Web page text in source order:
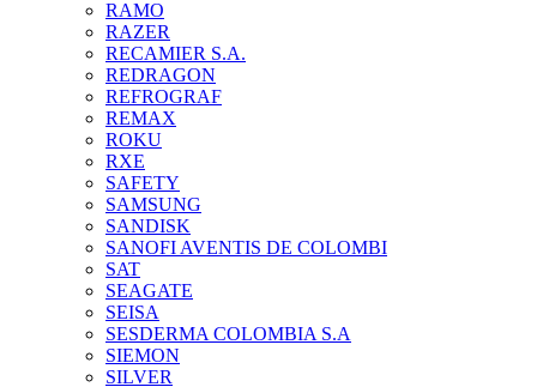
RAMO
RAZER
RECAMIER S.A.
REDRAGON
REFROGRAF
REMAX
ROKU
RXE
SAFETY
SAMSUNG
SANDISK
SANOFI AVENTIS DE COLOMBI
SAT
SEAGATE
SEISA
SESDERMA COLOMBIA S.A
SIEMON
SILVER